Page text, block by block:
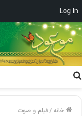
Log In
خانه/فیلم و صوت